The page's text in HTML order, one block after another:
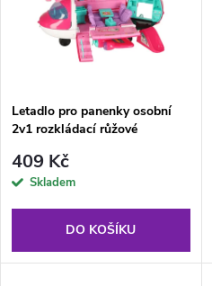
p
r
o
d
s
p
r
Letadlo pro panenky osobní
2v1 rozkládací růžové
409 Kč
Skladem
DO KOŠÍKU